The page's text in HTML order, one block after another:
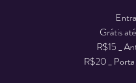
Grátis
R$15 _
R$20 _